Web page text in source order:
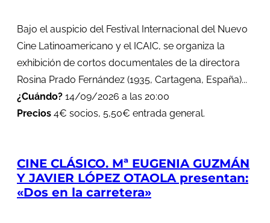
Bajo el auspicio del Festival Internacional del Nuevo
Cine Latinoamericano y el ICAIC, se organiza la
exhibición de cortos documentales de la directora
Rosina Prado Fernández (1935, Cartagena, España)...
¿Cuándo? 14/09/2026 a las 20:00
Precios 4€ socios, 5,50€ entrada general.
CINE CLÁSICO. Mª EUGENIA GUZMÁN
Y JAVIER LÓPEZ OTAOLA presentan:
«Dos en la carretera»